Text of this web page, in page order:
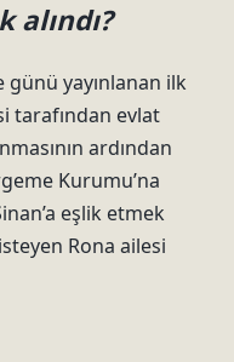
alındı?
günü yayınlanan ilk
tarafından evlat
ardından
Kurumu’na
eşlik etmek
Rona ailesi